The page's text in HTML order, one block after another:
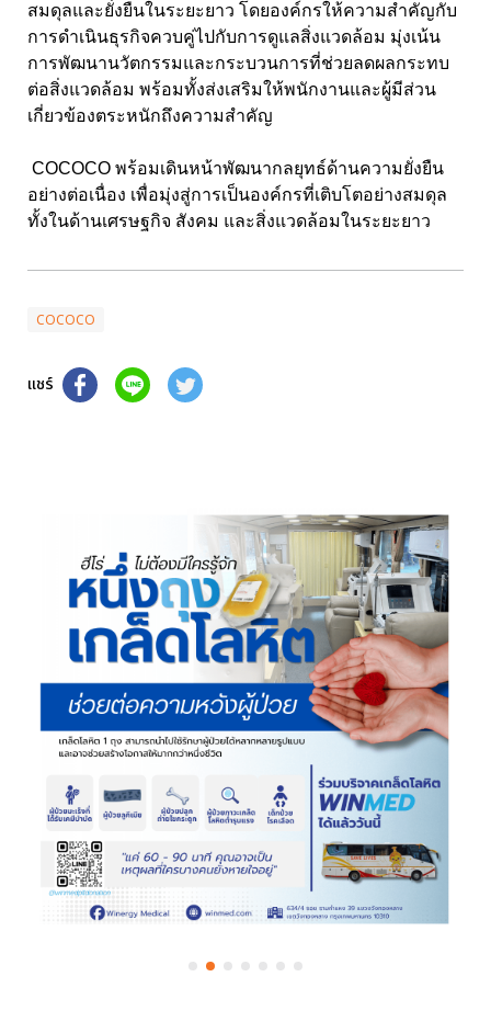
สมดุลและยั่งยืนในระยะยาว โดยองค์กรให้ความสำคัญกับ
การดำเนินธุรกิจควบคู่ไปกับการดูแลสิ่งแวดล้อม มุ่งเน้น
การพัฒนานวัตกรรมและกระบวนการที่ช่วยลดผลกระทบ
ต่อสิ่งแวดล้อม พร้อมทั้งส่งเสริมให้พนักงานและผู้มีส่วน
เกี่ยวข้องตระหนักถึงความสำคัญ
COCOCO พร้อมเดินหน้าพัฒนากลยุทธ์ด้านความยั่งยืน
อย่างต่อเนื่อง เพื่อมุ่งสู่การเป็นองค์กรที่เติบโตอย่างสมดุล
ทั้งในด้านเศรษฐกิจ สังคม และสิ่งแวดล้อมในระยะยาว
COCOCO
แชร์